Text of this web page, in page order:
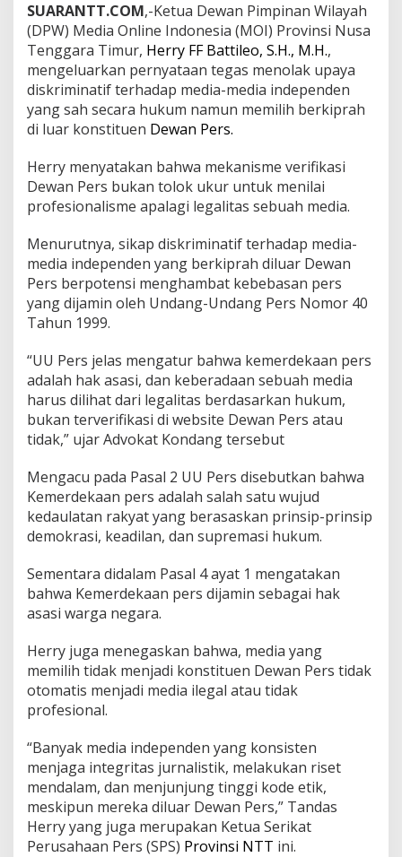
SUARANTT.COM,-Ketua Dewan Pimpinan Wilayah
(DPW) Media Online Indonesia (MOI) Provinsi Nusa
Tenggara Timur, Herry FF Battileo, S.H., M.H.,
mengeluarkan pernyataan tegas menolak upaya
diskriminatif terhadap media-media independen
yang sah secara hukum namun memilih berkiprah
di luar konstituen Dewan Pers.
Herry menyatakan bahwa mekanisme verifikasi
Dewan Pers bukan tolok ukur untuk menilai
profesionalisme apalagi legalitas sebuah media.
Menurutnya, sikap diskriminatif terhadap media-
media independen yang berkiprah diluar Dewan
Pers berpotensi menghambat kebebasan pers
yang dijamin oleh Undang-Undang Pers Nomor 40
Tahun 1999.
“UU Pers jelas mengatur bahwa kemerdekaan pers
adalah hak asasi, dan keberadaan sebuah media
harus dilihat dari legalitas berdasarkan hukum,
bukan terverifikasi di website Dewan Pers atau
tidak,” ujar Advokat Kondang tersebut
Mengacu pada Pasal 2 UU Pers disebutkan bahwa
Kemerdekaan pers adalah salah satu wujud
kedaulatan rakyat yang berasaskan prinsip-prinsip
demokrasi, keadilan, dan supremasi hukum.
Sementara didalam Pasal 4 ayat 1 mengatakan
bahwa Kemerdekaan pers dijamin sebagai hak
asasi warga negara.
Herry juga menegaskan bahwa, media yang
memilih tidak menjadi konstituen Dewan Pers tidak
otomatis menjadi media ilegal atau tidak
profesional.
“Banyak media independen yang konsisten
menjaga integritas jurnalistik, melakukan riset
mendalam, dan menjunjung tinggi kode etik,
meskipun mereka diluar Dewan Pers,” Tandas
Herry yang juga merupakan Ketua Serikat
Perusahaan Pers (SPS) Provinsi NTT ini.